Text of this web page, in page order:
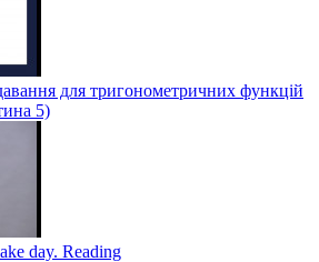
для тригонометричних функцій
5)
day. Reading